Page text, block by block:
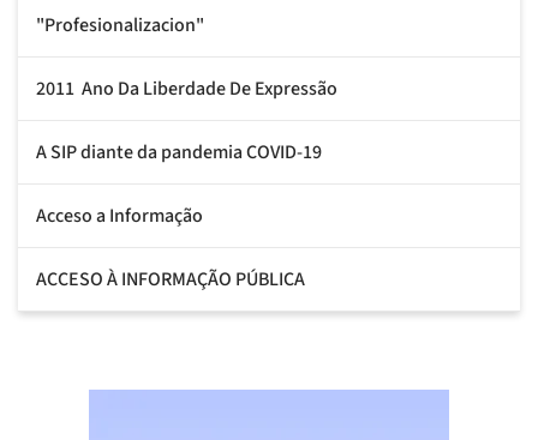
"Profesionalizacion"
2011  Ano Da Liberdade De Expressão
A SIP diante da pandemia COVID-19
Acceso a Informação
ACCESO À INFORMAÇÃO PÚBLICA